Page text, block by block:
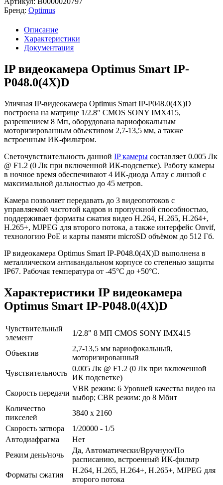
Бренд: Optimus
Описание
Характеристики
Документация
IP видеокамера Optimus Smart IP-
P048.0(4X)D
Уличная IP-видеокамера Optimus Smart IP-P048.0(4X)D
построена на матрице 1/2.8″ CMOS SONY IMX415,
разрешением 8 Мп, оборудована вариофокальным
моторизированным объективом 2,7-13,5 мм, а также
встроенным ИК-фильтром.
Светочувствительность данной IP камеры составляет 0.005 Лк
@ F1.2 (0 Лк при включенной ИК-подсветке). Работу камеры
в ночное время обеспечивают 4 ИК-диода Array с линзой с
максимальной дальностью до 45 метров.
Камера позволяет передавать до 3 видеопотоков с
управляемой частотой кадров и пропускной способностью,
поддерживает форматы сжатия видео Н.264, H.265, Н.264+,
H.265+, MJPEG для второго потока, а также интерфейс Onvif,
технологию PoE и карты памяти microSD объёмом до 512 Гб.
IP видеокамера Optimus Smart IP-P048.0(4X)D выполнена в
металлическом антивандальном корпусе со степенью защиты
IP67. Рабочая температура от -45°С до +50°С.
Характеристики IP видеокамера
Optimus Smart IP-P048.0(4X)D
Чувствительный
элемент
1/2.8" 8 МП CMOS SONY IMX415
Объектив
2,7-13,5 мм вариофокальный,
моторизированный
Чувствительность
0.005 Лк @ F1.2 (0 Лк при включенной
ИК подсветке)
Скорость передачи
VBR режим: 6 Уровней качества видео на
выбор; CBR режим: до 8 Мбит
Количество
пикселей
3840 х 2160
Скорость затвора
1/20000 - 1/5
Автодиафрагма
Нет
Режим день/ночь
Да, Автоматически/Вручную/По
расписанию, встроенный ИК-фильтр
Форматы сжатия
Н.264, H.265, Н.264+, H.265+, MJPEG для
второго потока